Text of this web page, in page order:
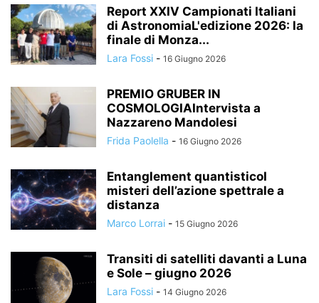
Report XXIV Campionati Italiani
di AstronomiaL'edizione 2026: la
finale di Monza...
Lara Fossi - 16 Giugno 2026
PREMIO GRUBER IN
COSMOLOGIAIntervista a
Nazzareno Mandolesi
Frida Paolella - 16 Giugno 2026
Entanglement quantisticoI
misteri dell’azione spettrale a
distanza
Marco Lorrai - 15 Giugno 2026
Transiti di satelliti davanti a Luna
e Sole – giugno 2026
Lara Fossi - 14 Giugno 2026